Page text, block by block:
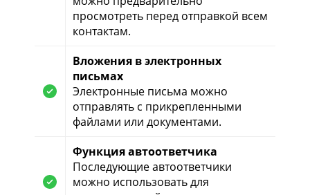
просмотреть перед отправкой всем
контактам.
Вложения в электронных
письмах
Электронные письма можно
отправлять с прикрепленными
файлами или документами.
Функция автоответчика
Последующие автоответчики
можно использовать для